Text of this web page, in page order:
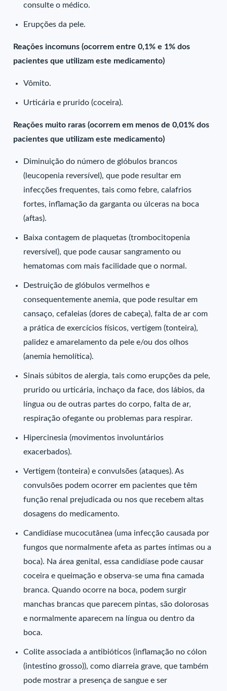
consulte o médico.
Erupções da pele.
Reações incomuns (ocorrem entre 0,1% e 1% dos
pacientes que utilizam este medicamento)
Vômito.
Urticária e prurido (coceira).
Reações muito raras (ocorrem em menos de 0,01% dos
pacientes que utilizam este medicamento)
Diminuição do número de glóbulos brancos
(leucopenia reversível), que pode resultar em
infecções frequentes, tais como febre, calafrios
fortes, inflamação da garganta ou úlceras na boca
(aftas).
Baixa contagem de plaquetas (trombocitopenia
reversível), que pode causar sangramento ou
hematomas com mais facilidade que o normal.
Destruição de glóbulos vermelhos e
consequentemente anemia, que pode resultar em
cansaço, cefaleias (dores de cabeça), falta de ar com
a prática de exercícios físicos, vertigem (tonteira),
palidez e amarelamento da pele e/ou dos olhos
(anemia hemolítica).
Sinais súbitos de alergia, tais como erupções da pele,
prurido ou urticária, inchaço da face, dos lábios, da
língua ou de outras partes do corpo, falta de ar,
respiração ofegante ou problemas para respirar.
Hipercinesia (movimentos involuntários
exacerbados).
Vertigem (tonteira) e convulsões (ataques). As
convulsões podem ocorrer em pacientes que têm
função renal prejudicada ou nos que recebem altas
dosagens do medicamento.
Candidíase mucocutânea (uma infecção causada por
fungos que normalmente afeta as partes íntimas ou a
boca). Na área genital, essa candidíase pode causar
coceira e queimação e observa-se uma fina camada
branca. Quando ocorre na boca, podem surgir
manchas brancas que parecem pintas, são dolorosas
e normalmente aparecem na língua ou dentro da
boca.
Colite associada a antibióticos (inflamação no cólon
(intestino grosso)), como diarreia grave, que também
pode mostrar a presença de sangue e ser